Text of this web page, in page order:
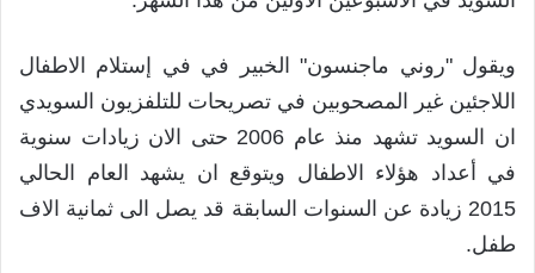
ويقول "روني ماجنسون" الخبير في في إستلام الاطفال
اللاجئين غير المصحوبين في تصريحات للتلفزيون السويدي
ان السويد تشهد منذ عام 2006 حتى الان زيادات سنوية
في أعداد هؤلاء الاطفال ويتوقع ان يشهد العام الحالي
2015 زيادة عن السنوات السابقة قد يصل الى ثمانية الاف
طفل.